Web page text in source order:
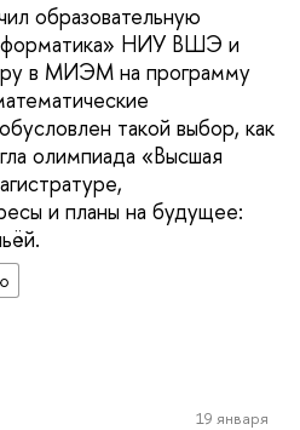
образовательную
НИУ ВШЭ и
в МИЭМ на программу
такой выбор, как
олимпиада «Высшая
и планы на будущее:
19 января